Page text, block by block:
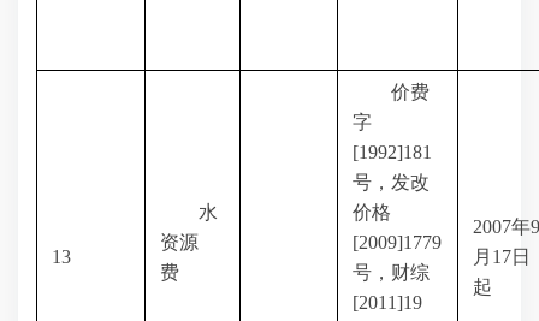
13
水
资源
费
价费
字
[1992]181
号，发改
价格
[2009]1779
号，财综
[2011]19
2007年
月 17日
起